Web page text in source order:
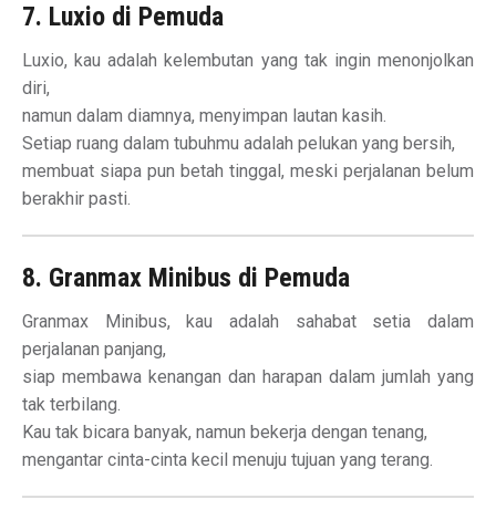
7. Luxio di Pemuda
Luxio, kau adalah kelembutan yang tak ingin menonjolkan
diri,
namun dalam diamnya, menyimpan lautan kasih.
Setiap ruang dalam tubuhmu adalah pelukan yang bersih,
membuat siapa pun betah tinggal, meski perjalanan belum
berakhir pasti.
8. Granmax Minibus di Pemuda
Granmax Minibus, kau adalah sahabat setia dalam
perjalanan panjang,
siap membawa kenangan dan harapan dalam jumlah yang
tak terbilang.
Kau tak bicara banyak, namun bekerja dengan tenang,
mengantar cinta-cinta kecil menuju tujuan yang terang.